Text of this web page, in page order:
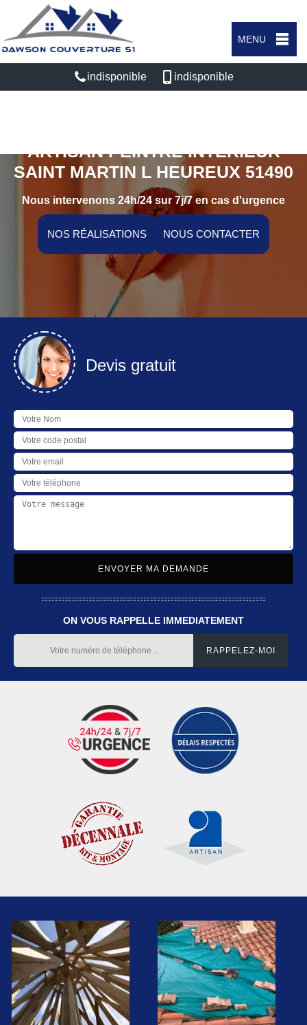
MENU
indisponible indisponible
ARTISAN PEINTRE INTÉRIEUR
SAINT MARTIN L HEUREUX 51490
Nous intervenons 24h/24 sur 7j/7 en cas d'urgence
NOS RÉALISATIONS NOUS CONTACTER
Devis gratuit
ON VOUS RAPPELLE IMMEDIATEMENT